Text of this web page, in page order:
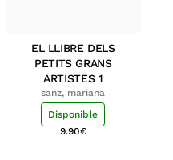
EL LLIBRE DELS
PETITS GRANS
ARTISTES 1
sanz, mariana
Disponible
9.90€